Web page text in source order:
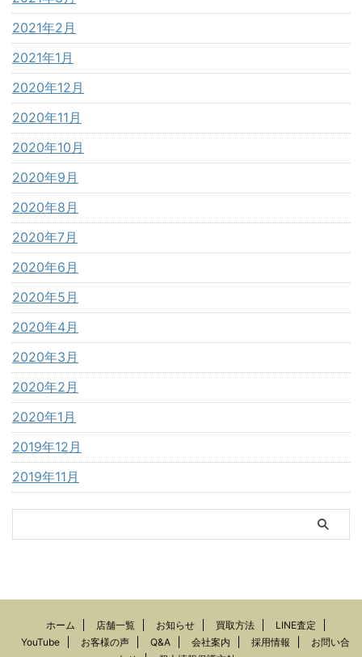
2021年2月
2021年1月
2020年12月
2020年11月
2020年10月
2020年9月
2020年8月
2020年7月
2020年6月
2020年5月
2020年4月
2020年3月
2020年2月
2020年1月
2019年12月
2019年11月
ホーム 店舗一覧 お知らせ 買取方法
LINE査定
YouTube
お客様の声 Q&A 会社案内 採用情報
お問い合